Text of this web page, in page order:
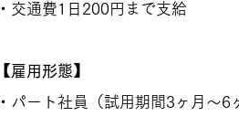
・交通費1日200円まで支給
【雇用形態】
・パート社員（試用期間3ヶ月～6